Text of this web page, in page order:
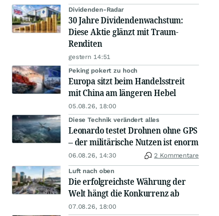
Dividenden-Radar
30 Jahre Dividendenwachstum:
Diese Aktie glänzt mit Traum-
Renditen
gestern 14:51
Peking pokert zu hoch
Europa sitzt beim Handelsstreit
mit China am längeren Hebel
05.08.26, 18:00
Diese Technik verändert alles
Leonardo testet Drohnen ohne GPS
– der militärische Nutzen ist enorm
06.08.26, 14:30 2 Kommentare
Luft nach oben
Die erfolgreichste Währung der
Welt hängt die Konkurrenz ab
07.08.26, 18:00